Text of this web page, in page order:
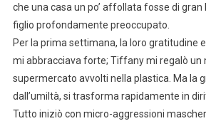
che una casa un po’ affollata fosse di
figlio profondamente preoccupato.
Per la prima settimana, la loro gratitudine
mi abbracciava forte; Tiffany mi regalò un
supermercato avvolti nella plastica. Ma la
dall’umiltà, si trasforma rapidamente in
Tutto iniziò con micro-aggressioni